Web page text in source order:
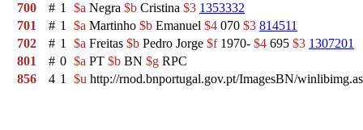
700
# 1 $a Negra $b Cristina $3 1353332
701
# 1 $a Martinho $b Emanuel $4 070 $3 814511
702
# 1 $a Freitas $b Pedro Jorge $f1970- $4 695 $3 1307201
801
# 0 $a PT $b BN $g RPC
856
4 1 $u http://rnod.bnportugal.gov.pt/ImagesBN/